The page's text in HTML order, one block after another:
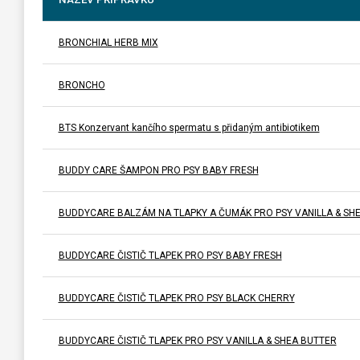
BRONCHIAL HERB MIX
BRONCHO
BTS Konzervant kančího spermatu s přidaným antibiotikem
BUDDY CARE ŠAMPON PRO PSY BABY FRESH
BUDDYCARE BALZÁM NA TLAPKY A ČUMÁK PRO PSY VANILLA &
BUDDYCARE ČISTIČ TLAPEK PRO PSY BABY FRESH
BUDDYCARE ČISTIČ TLAPEK PRO PSY BLACK CHERRY
BUDDYCARE ČISTIČ TLAPEK PRO PSY VANILLA & SHEA BUTTER